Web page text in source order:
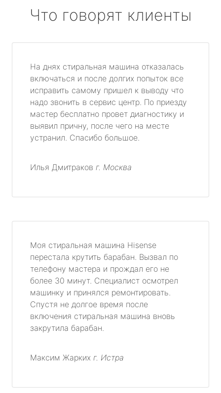
Что говорят клиенты
На днях стиральная машина отказалась
включаться и после долгих попыток все
исправить самому пришел к выводу что
надо звонить в сервис центр. По приезду
мастер бесплатно провет диагностику и
выявил причну, после чего на месте
устранил. Спасибо большое.
Илья Дмитраков г. Москва
Моя стиральная машина Hisense
перестала крутить барабан. Вызвал по
телефону мастера и прождал его не
более 30 минут. Специалист осмотрел
машинку и принялся ремонтировать.
Спустя не долгое время после
включения стиральная машина вновь
закрутила барабан.
Максим Жарких г. Истра